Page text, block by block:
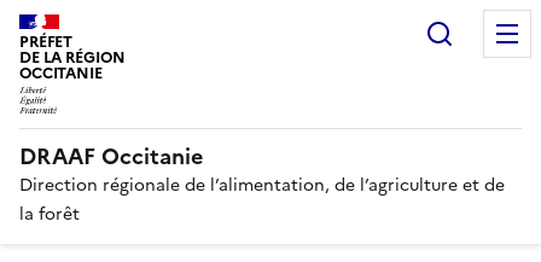
PRÉFET
DE LA RÉGION
OCCITANIE
DRAAF Occitanie
Direction régionale de l’alimentation, de l’agriculture et de
la forêt